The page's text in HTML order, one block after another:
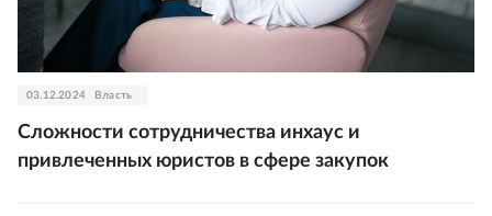
03.12.2024 Власть
Сложности сотрудничества инхаус и
привлеченных юристов в сфере закупок